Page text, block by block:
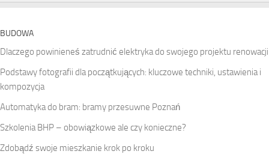
BUDOWA
Dlaczego powinieneś zatrudnić elektryka do swojego projektu renowacji
Podstawy fotografii dla początkujących: kluczowe techniki, ustawienia i
kompozycja
Automatyka do bram: bramy przesuwne Poznań
Szkolenia BHP – obowiązkowe ale czy konieczne?
Zdobądź swoje mieszkanie krok po kroku